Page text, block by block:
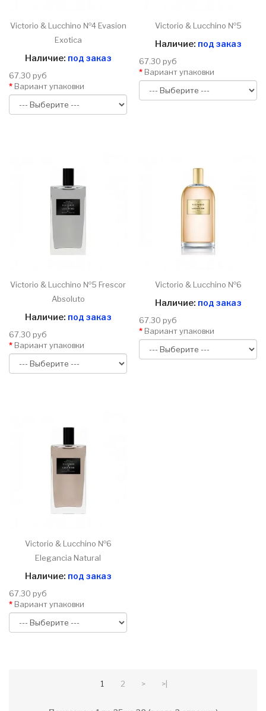
Victorio & Lucchino №4 Evasion
Exotica
Наличие: под заказ
67.30 руб
Вариант упаковки
Victorio & Lucchino №5
Наличие: под заказ
67.30 руб
Вариант упаковки
Victorio & Lucchino №5 Frescor
Absoluto
Наличие: под заказ
67.30 руб
Вариант упаковки
Victorio & Lucchino №6
Наличие: под заказ
67.30 руб
Вариант упаковки
Victorio & Lucchino №6
Elegancia Natural
Наличие: под заказ
67.30 руб
Вариант упаковки
1 2 > >|